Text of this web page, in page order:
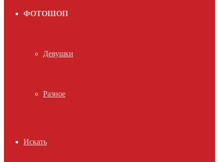
ФОТОШОП
Девушки
Разное
Искать